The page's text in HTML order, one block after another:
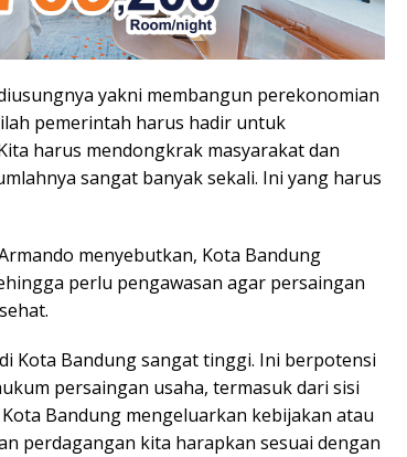
yakni membangun perekonomian
pemerintah harus hadir untuk
harus mendongkrak masyarakat dan
sangat banyak sekali. Ini yang harus
menyebutkan, Kota Bandung
perlu pengawasan agar persaingan
Kota Bandung sangat tinggi. Ini berpotensi
persaingan usaha, termasuk dari sisi
Bandung mengeluarkan kebijakan atau
perdagangan kita harapkan sesuai dengan